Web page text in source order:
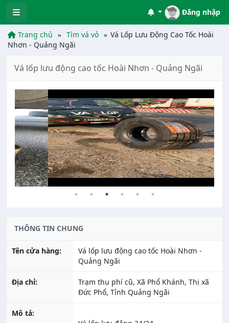
Đăng nhập
Trang chủ Tìm vá vỏ
Vá Lốp Lưu Động Cao Tốc Hoài
Nhơn - Quảng Ngãi
Vá lốp lưu động cao tốc Hoài Nhơn - Quảng Ngãi
THÔNG TIN CHUNG
Tên cửa hàng:
Vá lốp lưu động cao tốc Hoài Nhơn -
Quảng Ngãi
Địa chỉ:
Trạm thu phí cũ, Xã Phổ Khánh, Thị xã
Đức Phổ, Tỉnh Quảng Ngãi
Mô tả: